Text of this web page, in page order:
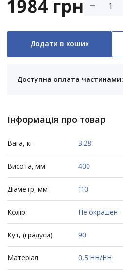
1984 грн
Додати в кошик
Доступна оплата частинами:
Інформація про товар
Вага, кг 3.28
Висота, мм 400
Діаметр, мм 110
Колір Не окрашен
Кут, (градуси) 90
Матеріал 0,5 НН/НН